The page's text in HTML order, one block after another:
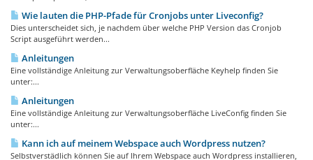
Wie lauten die PHP-Pfade für Cronjobs unter Liveconfig?
Dies unterscheidet sich, je nachdem über welche PHP Version das Cronjob
Script ausgeführt werden...
Anleitungen
Eine vollständige Anleitung zur Verwaltungsoberfläche Keyhelp finden Sie
unter:...
Anleitungen
Eine vollständige Anleitung zur Verwaltungsoberfläche LiveConfig finden Sie
unter:...
Kann ich auf meinem Webspace auch Wordpress nutzen?
Selbstverstädlich können Sie auf Ihrem Webspace auch Wordpress installieren,